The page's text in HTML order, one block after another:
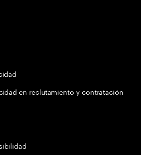
en reclutamiento y contratación